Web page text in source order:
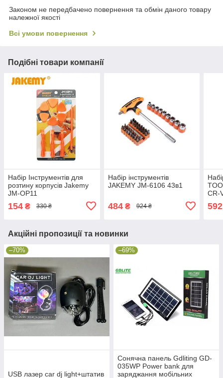
Законом не передбачено повернення та обмін даного товару
належної якості
Всі умови повернення
Подібні товари компанії
Набір Інструментів для
розтину корпусів Jakemy
JM-OP11
154 ₴ 330 ₴
Набір інструментів
JAKEMY JM-6106 43в1
484₴ 924 ₴
CR-
592
Акційні пропозиції та новинки
–70%
USB лазер car dj light+штатив
–69%
Сонячна панель Gdliting GD-
035WP Power bank для
заряджання мобільних